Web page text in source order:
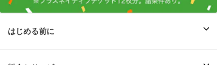
はじめる前に